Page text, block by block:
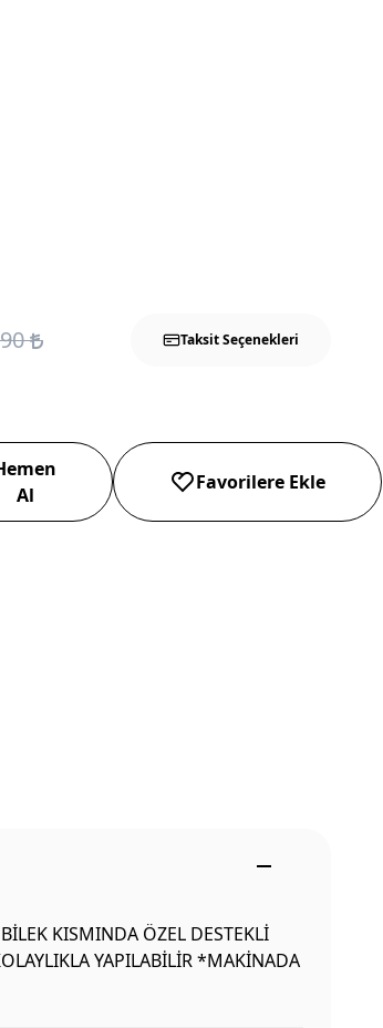
Taksit Seçenekleri
Al
Favorilere Ekle
KISMINDA ÖZEL DESTEKLİ
YAPILABİLİR *MAKİNADA